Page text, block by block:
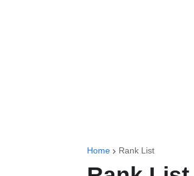
Home Rank List